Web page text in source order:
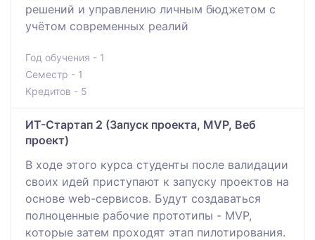
решений и управлению личным бюджетом с
учётом современных реалий
Год обучения - 1
Семестр - 1
Кредитов - 5
ИТ-Стартап 2 (Запуск проекта, MVP, Веб
проект)
В ходе этого курса студенты после валидации
своих идей приступают к запуску проектов на
основе web-сервисов. Будут создаваться
полноценные рабочие прототипы - MVP,
которые затем проходят этап пилотирования.